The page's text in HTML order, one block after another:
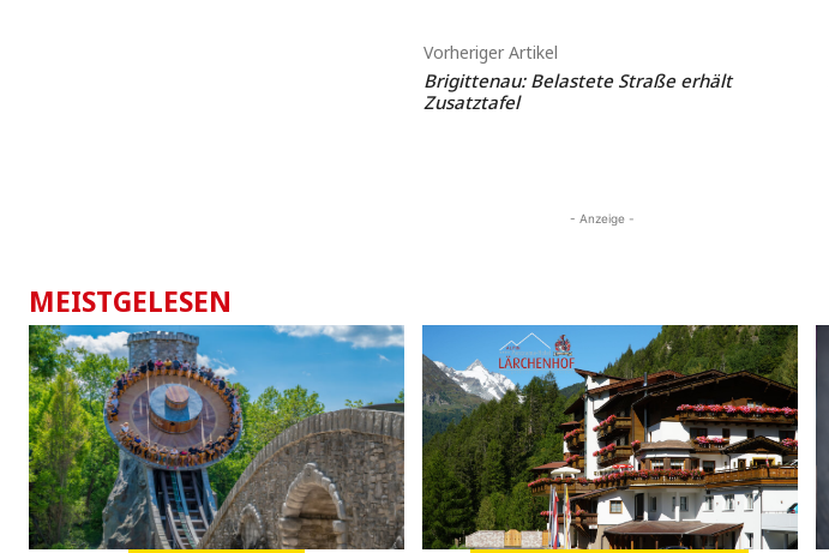
Vorheriger Artikel
Brigittenau: Belastete Straße erhält
Zusatztafel
- Anzeige -
MEISTGELESEN